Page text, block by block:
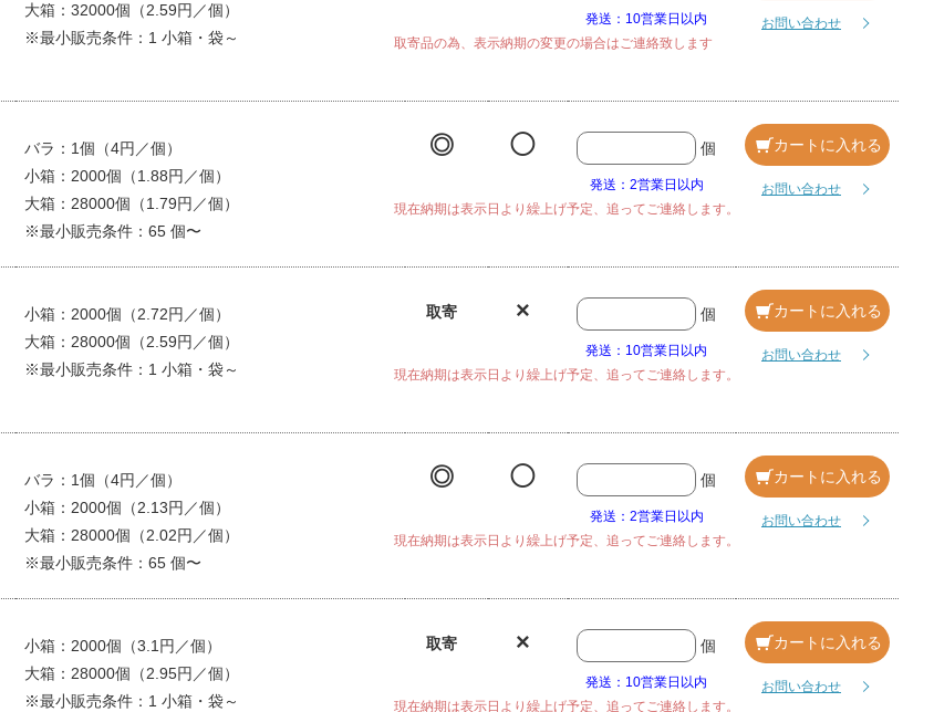
大箱：32000個（2.59円／個）
※最小販売条件：1 小箱・袋～
発送：10営業日以内
取寄品の為、表示納期の変更の場合はご連絡致します
お問い合わせ
バラ：1個（4円／個）
小箱：2000個（1.88円／個）
大箱：28000個（1.79円／個）
※最小販売条件：65 個〜
◎ ◯ 個
発送：2営業日以内
現在納期は表示日より繰上げ予定、追ってご連絡します。
カートに入れる
お問い合わせ
小箱：2000個（2.72円／個）
大箱：28000個（2.59円／個）
※最小販売条件：1 小箱・袋～
取寄 × 個
発送：10営業日以内
現在納期は表示日より繰上げ予定、追ってご連絡します。
カートに入れる
お問い合わせ
バラ：1個（4円／個）
小箱：2000個（2.13円／個）
大箱：28000個（2.02円／個）
※最小販売条件：65 個〜
◎ ◯ 個
発送：2営業日以内
現在納期は表示日より繰上げ予定、追ってご連絡します。
カートに入れる
お問い合わせ
小箱：2000個（3.1円／個）
大箱：28000個（2.95円／個）
※最小販売条件：1 小箱・袋～
取寄 × 個
発送：10営業日以内
現在納期は表示日より繰上げ予定、追ってご連絡します。
カートに入れる
お問い合わせ